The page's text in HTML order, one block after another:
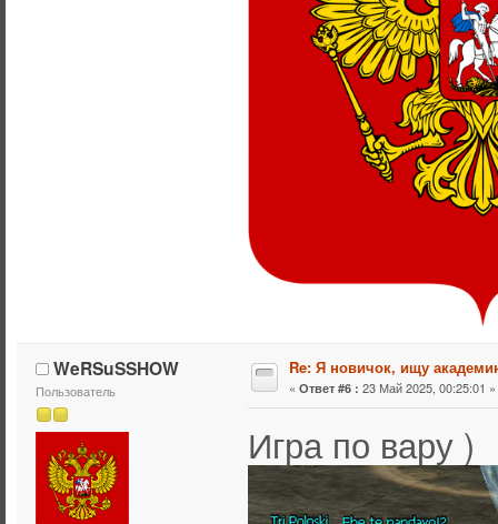
WeRSuSSHOW
Пользователь
Re: Я новичок, ищу
« Ответ #6 : 23 Май 2025, 00:25:01 »